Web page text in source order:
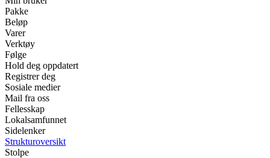
Pakke
Beløp
Varer
Verktøy
Følge
Hold deg oppdatert
Registrer deg
Sosiale medier
Mail fra oss
Fellesskap
Lokalsamfunnet
Sidelenker
Strukturoversikt
Stolpe